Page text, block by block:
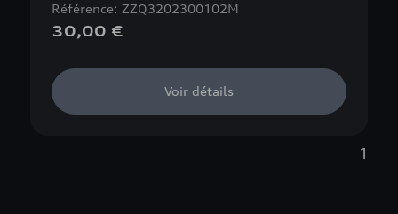
Référence: ZZQ3202300102M
30,00 €
Voir détails
1